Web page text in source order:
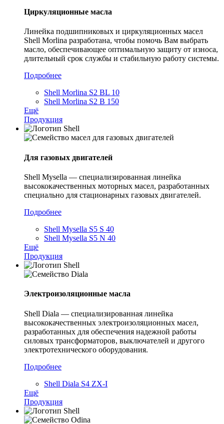
Циркуляционные масла
Линейка подшипниковых и циркуляционных масел
Shell Morlina разработана, чтобы помочь Вам выбрать
масло, обеспечивающее оптимальную защиту от износа,
длительный срок службы и стабильную работу системы.
Подробнее
Shell Morlina S2 BL 10
Shell Morlina S2 B 150
Ещё
Продукция
Для газовых двигателей
Shell Mysella — специализированная линейка
высококачественных моторных масел, разработанных
специально для стационарных газовых двигателей.
Подробнее
Shell Mysella S5 S 40
Shell Mysella S5 N 40
Ещё
Продукция
Электроизоляционные масла
Shell Diala — специализированная линейка
высококачественных электроизоляционных масел,
разработанных для обеспечения надежной работы
силовых трансформаторов, выключателей и другого
электротехнического оборудования.
Подробнее
Shell Diala S4 ZX-I
Ещё
Продукция